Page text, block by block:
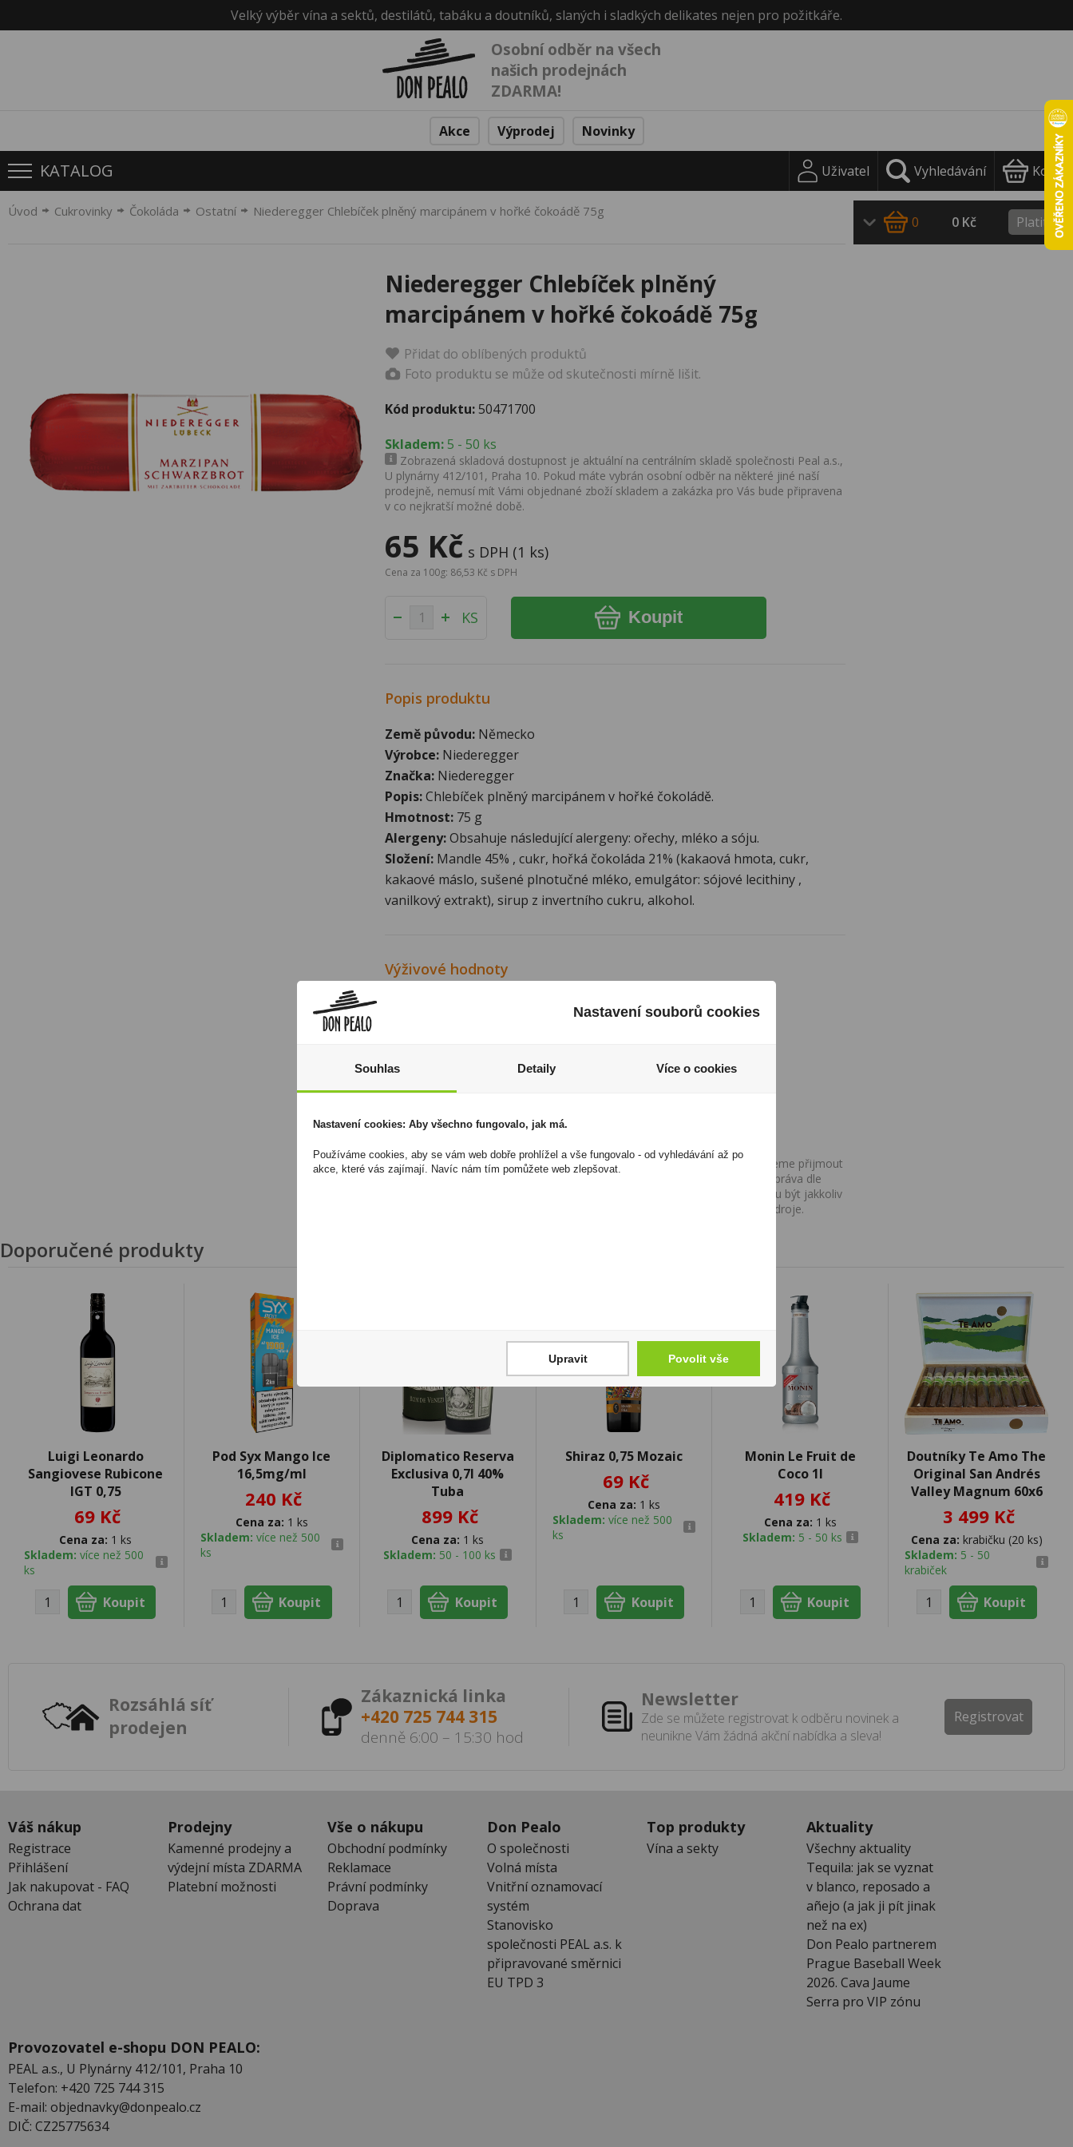
Velký výběr vína a sektů, destilátů, tabáku a doutníků, slaných i sladkých delikates nejen pro požitkáře.
Osobní odběr na všech
našich prodejnách
ZDARMA!
Akce Výprodej Novinky
KATALOG Uživatel Vyhledávání Košík
Úvod Cukrovinky Čokoláda Ostatní Niederegger Chlebíček plněný marcipánem v hořké čokoádě 75g
Niederegger Chlebíček plněný
marcipánem v hořké čokoádě 75g
Přidat do oblíbených produktů
Foto produktu se může od skutečnosti mírně lišit.
Kód produktu:50471700
Skladem:5 - 50 ks
Zobrazená skladová dostupnost je aktuální na centrálním skladě společnosti Peal a.s.,
U plynárny 412/101, Praha 10. Pokud máte vybrán osobní odběr na některé jiné naší
prodejně, nemusí mít Vámi objednané zboží skladem a zakázka pro Vás bude připravena
v co nejkratší možné době.
65 Kč s DPH (1 ks)
Cena za 100g: 86,53 Kč s DPH
KS Koupit
Popis produktu
Země původu: Německo
Výrobce: Niederegger
Značka: Niederegger
Popis:Chlebíček plněný marcipánem v hořké čokoládě.
Hmotnost: 75 g
Alergeny:Obsahuje následující alergeny: ořechy, mléko a sóju.
Složení: Mandle 45% , cukr, hořká čokoláda 21% (kakaová hmota, cukr,
kakaové máslo, sušené plnotučné mléko, emulgátor: sójové lecithiny ,
vanilkový extrakt), sirup z invertního cukru, alkohol.
Výživové hodnoty
Energetická hodnota na 100g:2070 kJ/ 493 kcal
Sacharidy:
z toho cukry:
Sůl: 0,03 g
I přesto, že jsou informace o výrobcích pravidelně aktualizovány, nemůžeme přijmout
odpovědnost za jakékoliv nesprávné informace. To však nemá vliv na Vaše práva dle
zákona. Tyto informace jsou podávány pouze pro osobní použití a nemohou být jakkoliv
kopírovány bez předchozího souhlasu DonPealo ani bez řádného uvedení zdroje.
0 0 Kč Platit
Doporučené produkty
Luigi Leonardo
Sangiovese Rubicone
IGT 0,75
69 Kč
Cena za: 1 ks
Skladem: více než 500
ks
Pod Syx Mango Ice
16,5mg/ml
240 Kč
Cena za: 1 ks
Skladem: více než 500
ks
Diplomatico Reserva
Exclusiva 0,7l 40%
Tuba
899 Kč
Cena za: 1 ks
Skladem: 50 - 100 ks
Shiraz 0,75 Mozaic
69 Kč
Cena za: 1 ks
Skladem: více než 500
ks
Monin Le Fruit de
Coco 1l
419 Kč
Cena za: 1 ks
Skladem: 5 - 50 ks
Doutníky Te Amo The
Original San Andrés
Valley Magnum 60x6
3 499 Kč
Cena za: krabičku (20 ks)
Skladem: 5 - 50
krabiček
Rozsáhlá síť
prodejen
Zákaznická linka
+420 725 744 315
denně 6:00 – 15:30 hod
Newsletter
Zde se můžete registrovat k odběru novinek a
neunikne Vám žádná akční nabídka a sleva!
Registrovat
Váš nákup
Registrace
Přihlášení
Jak nakupovat - FAQ
Ochrana dat
Prodejny
Kamenné prodejny a
výdejní místa ZDARMA
Platební možnosti
Vše o nákupu
Obchodní podmínky
Reklamace
Právní podmínky
Doprava
Don Pealo
O společnosti
Volná místa
Vnitřní oznamovací
systém
Stanovisko
společnosti PEAL a.s. k
připravované směrnici
EU TPD 3
Top produkty
Vína a sekty
Aktuality
Všechny aktuality
Tequila: jak se vyznat
v blanco, reposado a
añejo (a jak ji pít jinak
než na ex)
Don Pealo partnerem
Prague Baseball Week
2026. Cava Jaume
Serra pro VIP zónu
Provozovatel e-shopu DON PEALO:
PEAL a.s., U Plynárny 412/101, Praha 10
Telefon: +420 725 744 315
E-mail: objednavky@donpealo.cz
DIČ: CZ25775634
Nastavení souborů cookies
Souhlas Detaily Více o cookies
Nastavení cookies: Aby všechno fungovalo, jak má.
Používáme cookies, aby se vám web dobře prohlížel a vše fungovalo - od vyhledávání až po
akce, které vás zajímají. Navíc nám tím pomůžete web zlepšovat.
Upravit Povolit vše